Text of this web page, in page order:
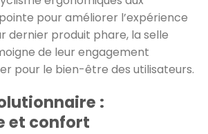
pour améliorer l’expérience
dernier produit phare, la selle
de leur engagement
pour le bien-être des utilisateurs.
:
et confort